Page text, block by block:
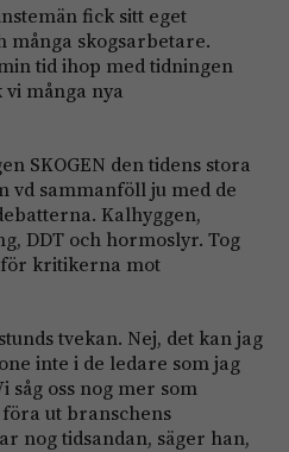
fick sitt eget
många skogsarbetare.
tid ihop med tidningen
många nya
SKOGEN den tidens stora
vd sammanföll ju med de
Kalhyggen,
DDT och hormoslyr. Tog
kritikerna mot
tvekan. Nej, det kan jag
inte i de ledare som jag
såg oss nog mer som
ut branschens
nog tidsandan, säger han,